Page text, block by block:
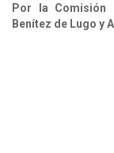
Por la Comisión
Benítez de Lugo y